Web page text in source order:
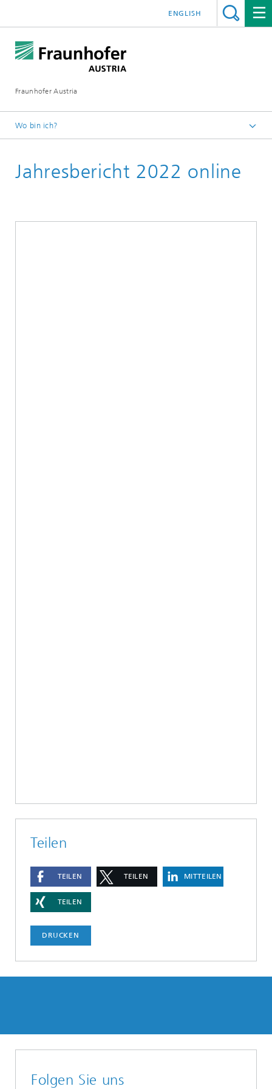
Fraunhofer Austria
ENGLISH
Wo bin ich?
Publikationen
Jahresbericht 2022 online
Teilen
TEILEN TEILEN MITTEILEN
TEILEN
DRUCKEN
Folgen Sie uns